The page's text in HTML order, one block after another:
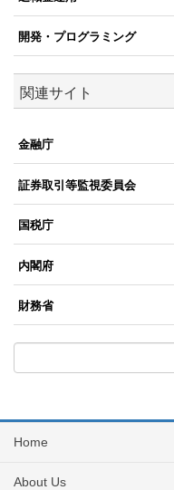
開発・プログラミング
関連サイト
金融庁
証券取引等監視委員会
国税庁
内閣府
財務省
Home
About Us